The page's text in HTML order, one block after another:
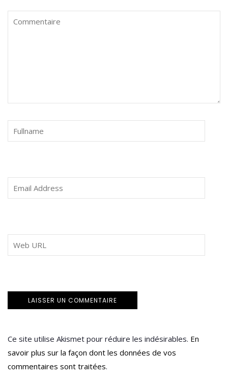
Ce site utilise Akismet pour réduire les indésirables. En
savoir plus sur la façon dont les données de vos
commentaires sont traitées.